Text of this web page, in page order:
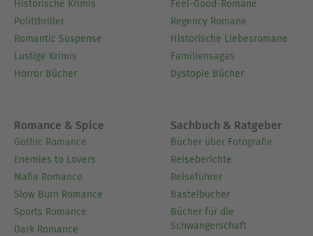
Historische Krimis
Politthriller
Romantic Suspense
Lustige Krimis
Horror Bücher
Feel-Good-Romane
Regency Romane
Historische Liebesromane
Familiensagas
Dystopie Bücher
Romance & Spice
Gothic Romance
Enemies to Lovers
Mafia Romance
Slow Burn Romance
Sports Romance
Dark Romance
Sachbuch & Ratgeber
Bücher über Fotografie
Reiseberichte
Reiseführer
Bastelbücher
Bücher für die
Schwangerschaft